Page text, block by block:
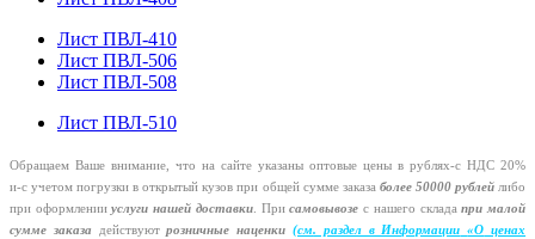
Лист ПВЛ-410
Лист ПВЛ-506
Лист ПВЛ-508
Лист ПВЛ-510
Обращаем Ваше внимание, что на сайте указаны оптовые цены в рублях-с НДС 20%
и-с учетом погрузки в открытый кузов при общей сумме заказа более 50000 рублейлибо
при оформленииуслуги нашей доставки. Присамовывозе с нашего складапри малой
сумме заказа
действуютрозничные наценки (см. раздел в Информации «О ценах